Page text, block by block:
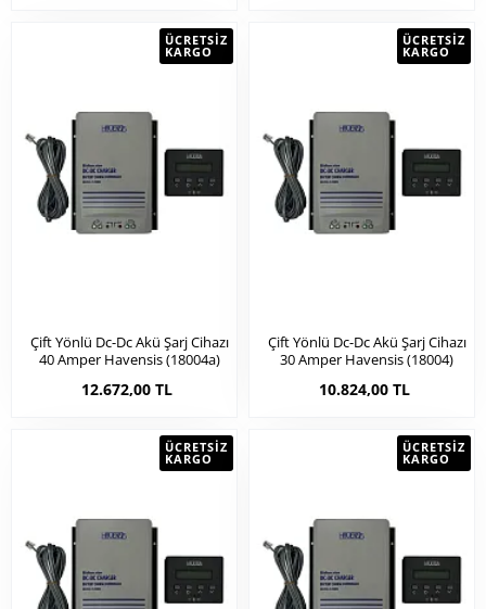
ÜCRETSIZ
KARGO
Çift Yönlü Dc-Dc Akü Şarj Cihazı
40 Amper Havensis (18004a)
12.672,00 TL
ÜCRETSIZ
KARGO
Çift Yönlü Dc-Dc Akü Şarj Cihazı
30 Amper Havensis (18004)
10.824,00 TL
ÜCRETSIZ
KARGO
ÜCRETSIZ
KARGO